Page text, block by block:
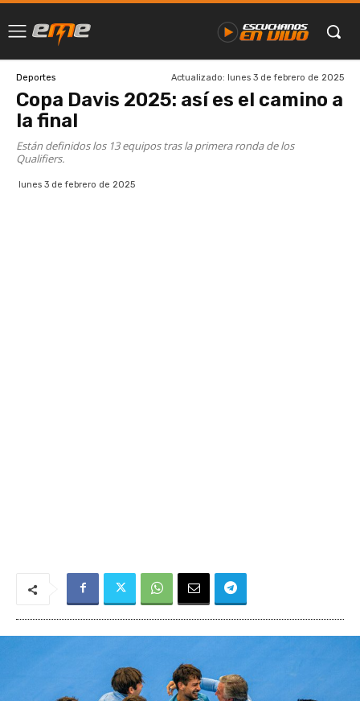
Deportes Actualizado: lunes 3 de febrero de 2025
Copa Davis 2025: así es el camino a
la final
Están definidos los 13 equipos tras la primera ronda de los
Qualifiers.
lunes 3 de febrero de 2025